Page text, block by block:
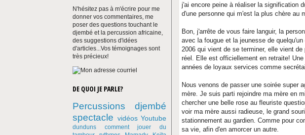
j'ai encore peine à réaliser la signification
d'une personne qui m'est la plus chère au
Bon, j'arrête de vous faire languir, la
avec la fougue et la jeunesse de
2006 qui vient de se terminer, elle vient
réel. Elle est officiellement en retraite!
années de loyaux services comme
Nous venons de passer une soirée super
mère. Je suis parti rejoindre ma mère en
chercher une belle rose au fleuriste
voir ma mère aussi radieuse, le grand
stationnement au gardien. Comme pour
sa vie, afin d'en amorcer un autre.
N'hésitez pas à m'écrire pour me
donner vos commentaires, me
poser des questions touchant le
djembé et la percussion africaine,
des suggestions d'idées
d'articles...Vos témoignages sont
très précieux!
DE QUOI JE PARLE?
Percussions
djembé
spectacle vidéos Youtube
dunduns
comment jouer du